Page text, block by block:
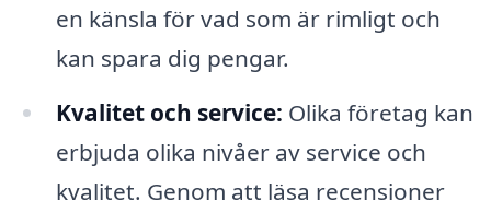
en känsla för vad som är rimligt och
kan spara dig pengar.
Kvalitet och service: Olika företag kan
erbjuda olika nivåer av service och
kvalitet. Genom att läsa recensioner